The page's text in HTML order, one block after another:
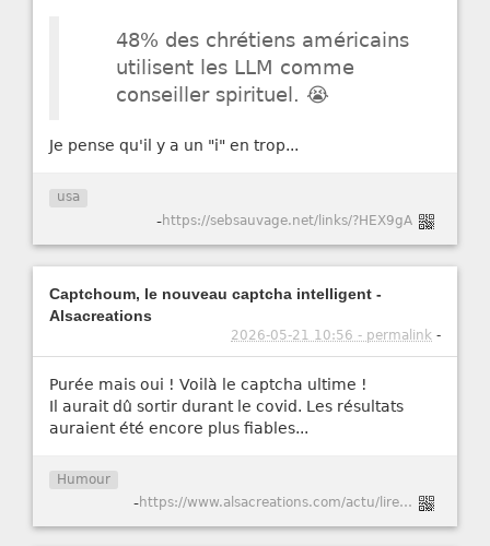
48% des chrétiens américains
utilisent les LLM comme
conseiller spirituel. 😭
Je pense qu'il y a un "i" en trop...
usa
-https://sebsauvage.net/links/?HEX9gA
Captchoum, le nouveau captcha intelligent -
Alsacreations
2026-05-21 10:56 - permalink -
Purée mais oui ! Voilà le captcha ultime !
Il aurait dû sortir durant le covid. Les résultats
auraient été encore plus fiables...
Humour
- https://www.alsacreations.com/actu/lire/1984-Captchoum-le-nouveau-captcha-intelligent.html